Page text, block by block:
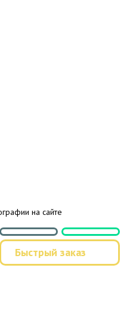
на сайте
Быстрый заказ